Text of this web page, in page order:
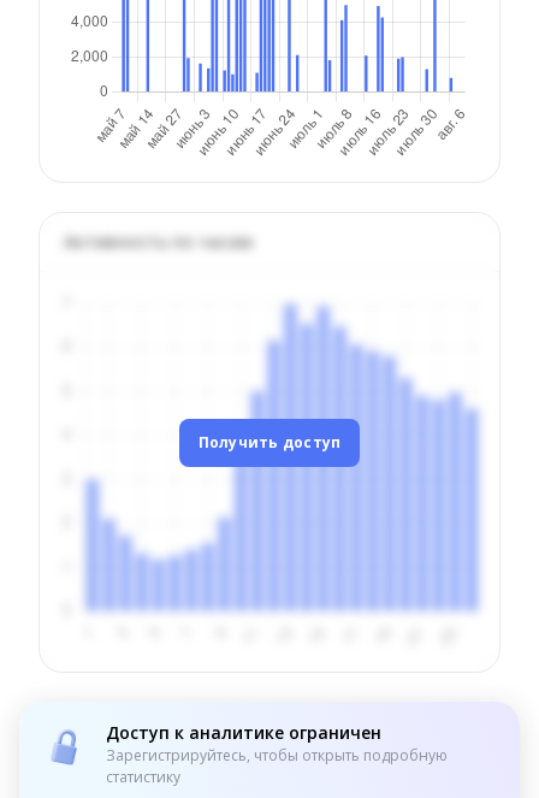
Активность по часам
Получить доступ
Доступ к аналитике ограничен
Зарегистрируйтесь, чтобы открыть подробную
статистику